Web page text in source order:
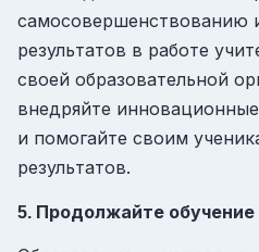
самосовершенствованию
результатов в работе
своей образовательной
внедряйте
и помогайте своим
результатов.
5. Продолжайте обучение